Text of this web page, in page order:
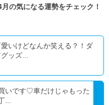
の気になる運勢をチェック！
いけどなんか笑える？！ダ
ッズ...
いです♡車だけじゃもった
...